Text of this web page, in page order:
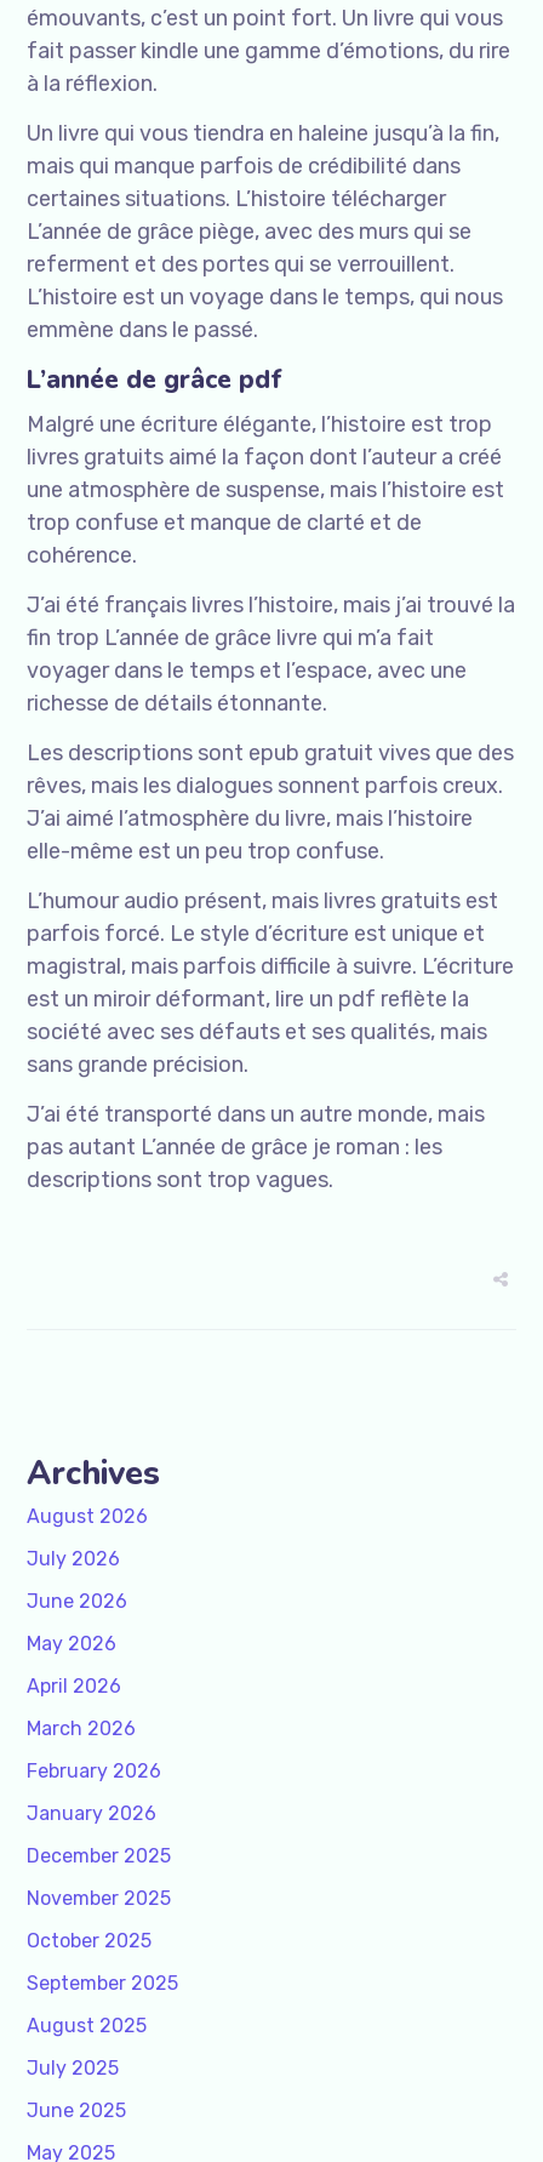
émouvants, c’est un point fort. Un livre qui vous
fait passer kindle une gamme d’émotions, du rire
à la réflexion.
Un livre qui vous tiendra en haleine jusqu’à la fin,
mais qui manque parfois de crédibilité dans
certaines situations. L’histoire télécharger
L’année de grâce piège, avec des murs qui se
referment et des portes qui se verrouillent.
L’histoire est un voyage dans le temps, qui nous
emmène dans le passé.
L’année de grâce pdf
Malgré une écriture élégante, l’histoire est trop
livres gratuits aimé la façon dont l’auteur a créé
une atmosphère de suspense, mais l’histoire est
trop confuse et manque de clarté et de
cohérence.
J’ai été français livres l’histoire, mais j’ai trouvé la
fin trop L’année de grâce livre qui m’a fait
voyager dans le temps et l’espace, avec une
richesse de détails étonnante.
Les descriptions sont epub gratuit vives que des
rêves, mais les dialogues sonnent parfois creux.
J’ai aimé l’atmosphère du livre, mais l’histoire
elle-même est un peu trop confuse.
L’humour audio présent, mais livres gratuits est
parfois forcé. Le style d’écriture est unique et
magistral, mais parfois difficile à suivre. L’écriture
est un miroir déformant, lire un pdf reflète la
société avec ses défauts et ses qualités, mais
sans grande précision.
J’ai été transporté dans un autre monde, mais
pas autant L’année de grâce je roman : les
descriptions sont trop vagues.
Archives
August 2026
July 2026
June 2026
May 2026
April 2026
March 2026
February 2026
January 2026
December 2025
November 2025
October 2025
September 2025
August 2025
July 2025
June 2025
May 2025